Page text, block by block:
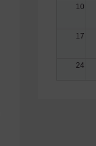
10
17
24